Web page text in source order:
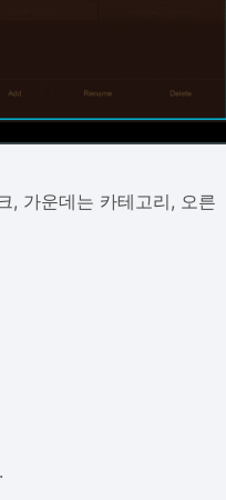
, 가운데는 카테고리, 오른